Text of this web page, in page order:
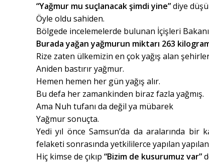
“Yağmur mu suçlanacak şimdi yine”diye
Öyle oldu sahiden.
Bölgede incelemelerde bulunan İçişleri
Burada yağan yağmurun miktarı 263
Rize zaten ülkemizin en çok yağış alan
Aniden bastırır yağmur.
Hemen hemen her gün yağış alır.
Bu defa her zamankinden biraz fazla yağmış.
Ama Nuh tufanı da değil ya mübarek
Yağmur sonuçta.
Yedi yıl önce Samsun’da da aralarında
felaketi sonrasında yetkililerce yapılan
Hiç kimse de çıkıp “Bizim de kusurumuz var”